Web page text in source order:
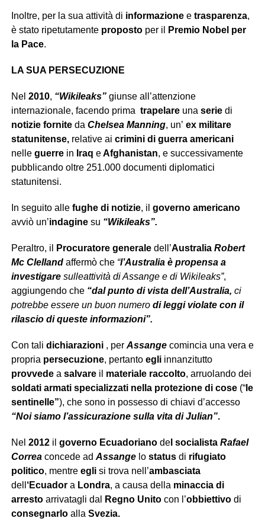
Inoltre, per la sua attività di informazione e trasparenza,
è stato ripetutamentepropostoper il
Premio Nobel per
la Pace.
LA SUA PERSECUZIONE
Nel 2010, “Wikileaks”giunse all’attenzione
internazionale, facendo prima trapelareuna seriedi
notizie forniteda Chelsea Manning, un’ ex militare
statunitense, relative ai crimini di guerra americani
nelle guerrein Iraq eAfghanistan, e successivamente
pubblicando oltre 251.000 documenti diplomatici
statunitensi.
In seguito allefughe di notizie, il governo americano
avviò un’indaginesu “Wikileaks”.
Peraltro, il Procuratore generaledell’Australia Robert
Mc Clellandaffermò che “l’Australia è propensa a
investigare sulleattività diAssange e di Wikileaks”,
aggiungendo che “dal punto di vista dell’Australia, ci
potrebbe essere un buon numerodi leggi violate con il
rilascio di queste informazioni”.
Con tali dichiarazioni, per Assangecomincia una vera e
propria persecuzione, pertanto egliinnanzitutto
provvedea salvareil materiale raccolto, arruolando dei
soldati armati specializzati nella protezione di cose(“le
sentinelle”), che sono in possesso di chiavi d’accesso
“Noi siamo l’assicurazione sulla vita di Julian”.
Nel 2012il governo Ecuadorianodel socialista Rafael
Correaconcede ad Assangelostatusdi rifugiato
politico, mentre eglisi trova nell’ambasciata
dell ‘Ecuadora Londra, a causa della minaccia di
arrestoarrivatagli dal Regno Unitocon l’obbiettivodi
consegnarloalla Svezia.